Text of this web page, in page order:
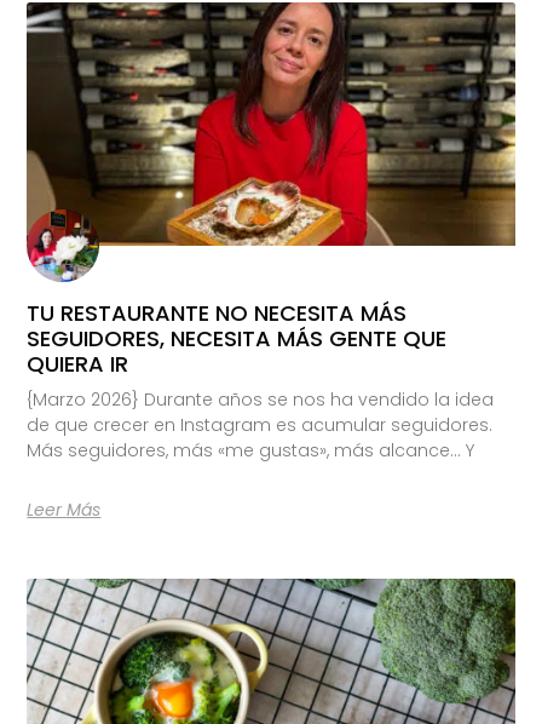
TU RESTAURANTE NO NECESITA MÁS
SEGUIDORES, NECESITA MÁS GENTE QUE
QUIERA IR
{Marzo 2026} Durante años se nos ha vendido la idea
de que crecer en Instagram es acumular seguidores.
Más seguidores, más «me gustas», más alcance… Y
Leer Más